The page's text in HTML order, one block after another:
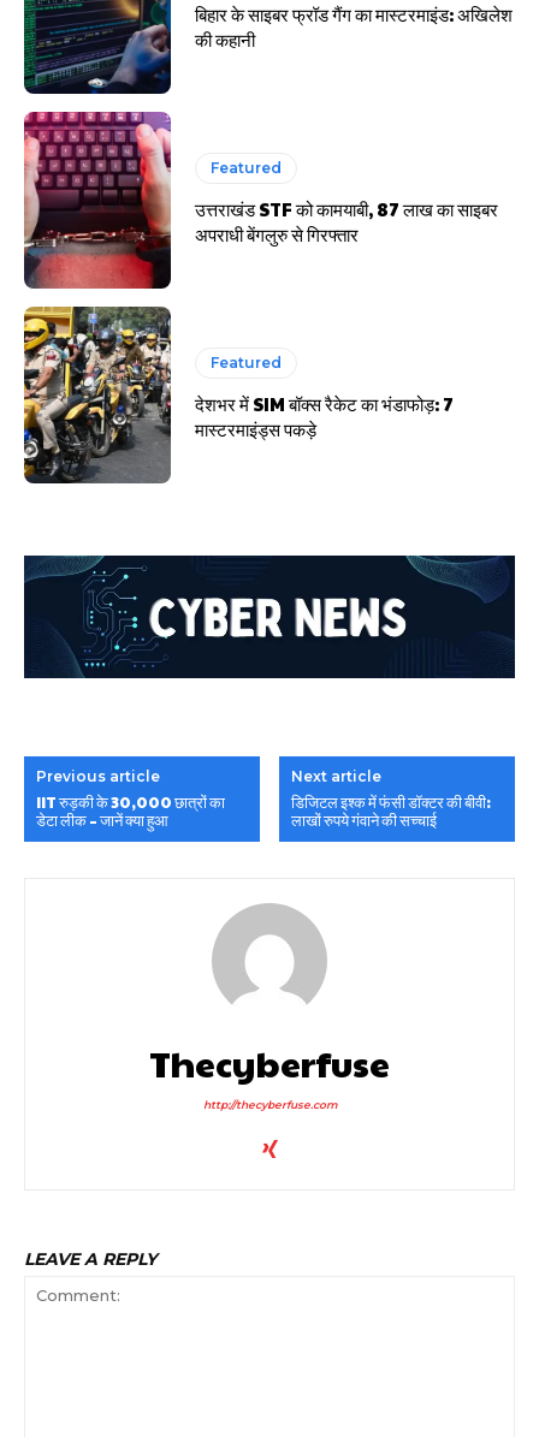
बिहार के साइबर फ्रॉड गैंग का मास्टरमाइंड: अखिलेश
की कहानी
Featured
उत्तराखंड STF को कामयाबी, 87 लाख का साइबर
अपराधी बेंगलुरु से गिरफ्तार
Featured
देशभर में SIM बॉक्स रैकेट का भंडाफोड़: 7
मास्टरमाइंड्स पकड़े
Previous article
IIT रुड़की के 30,000 छात्रों का
डेटा लीक – जानें क्या हुआ
Next article
डिजिटल इश्क में फंसी डॉक्टर की बीवी:
लाखों रुपये गंवाने की सच्चाई
Thecyberfuse
http://thecyberfuse.com
LEAVE A REPLY